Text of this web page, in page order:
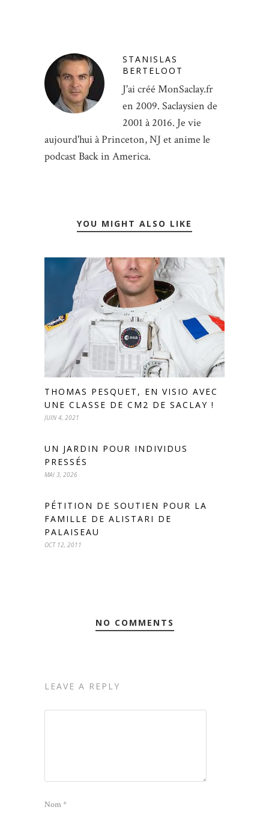
STANISLAS
BERTELOOT
J'ai créé MonSaclay.fr
en 2009. Saclaysien de
2001 à 2016. Je vie
aujourd'hui à Princeton, NJ et anime le
podcast Back in America.
YOU MIGHT ALSO LIKE
THOMAS PESQUET, EN VISIO AVEC
UNE CLASSE DE CM2 DE SACLAY !
JUIN 4, 2021
UN JARDIN POUR INDIVIDUS
PRESSÉS
MAI 3, 2026
PÉTITION DE SOUTIEN POUR LA
FAMILLE DE ALISTARI DE
PALAISEAU
OCT 12, 2011
NO COMMENTS
LEAVE A REPLY
Nom*